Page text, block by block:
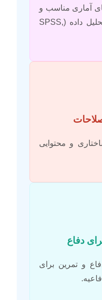
آماری مناسب و
استفاده از نرم‌افزارهای تحلیل داده (SPSS,
و محتوایی
و تمرین برای